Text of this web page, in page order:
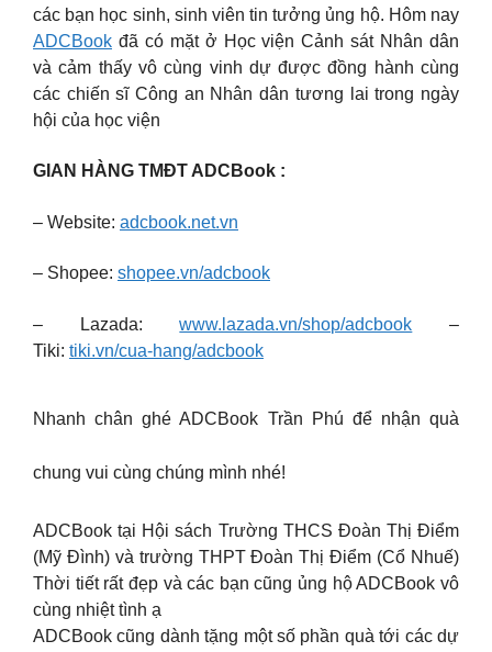
các bạn học sinh, sinh viên tin tưởng ủng hộ. Hôm nay
ADCBook đã có mặt ở Học viện Cảnh sát Nhân dân
và cảm thấy vô cùng vinh dự được đồng hành cùng
các chiến sĩ Công an Nhân dân tương lai trong ngày
hội của học viện
GIAN HÀNG TMĐT ADCBook :
– Website: adcbook.net.vn
– Shopee: shopee.vn/adcbook
– Lazada:www.lazada.vn/shop/adcbook –
Tiki: tiki.vn/cua-hang/adcbook
Nhanh chân ghé ADCBook Trần Phú để nhận quà
chung vui cùng chúng mình nhé!
ADCBook tại Hội sách Trường THCS Đoàn Thị Điểm
(Mỹ Đình) và trường THPT Đoàn Thị Điểm (Cổ Nhuế)
Thời tiết rất đẹp và các bạn cũng ủng hộ ADCBook vô
cùng nhiệt tình ạ
ADCBook cũng dành tặng một số phần quà tới các dự